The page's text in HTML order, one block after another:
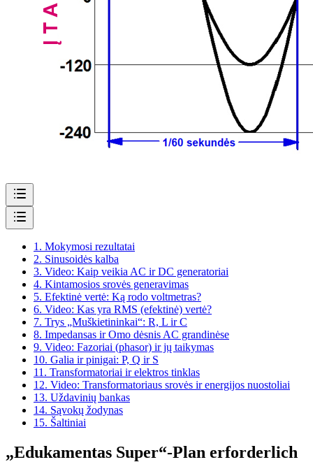
1. Mokymosi rezultatai
2. Sinusoidės kalba
3. Video: Kaip veikia AC ir DC generatoriai
4. Kintamosios srovės generavimas
5. Efektinė vertė: Ką rodo voltmetras?
6. Video: Kas yra RMS (efektinė) vertė?
7. Trys „Muškietininkai“: R, L ir C
8. Impedansas ir Omo dėsnis AC grandinėse
9. Video: Fazoriai (phasor) ir jų taikymas
10. Galia ir pinigai: P, Q ir S
11. Transformatoriai ir elektros tinklas
12. Video: Transformatoriaus srovės ir energijos nuostoliai
13. Uždavinių bankas
14. Sąvokų žodynas
15. Šaltiniai
„Edukamentas Super“-Plan erforderlich